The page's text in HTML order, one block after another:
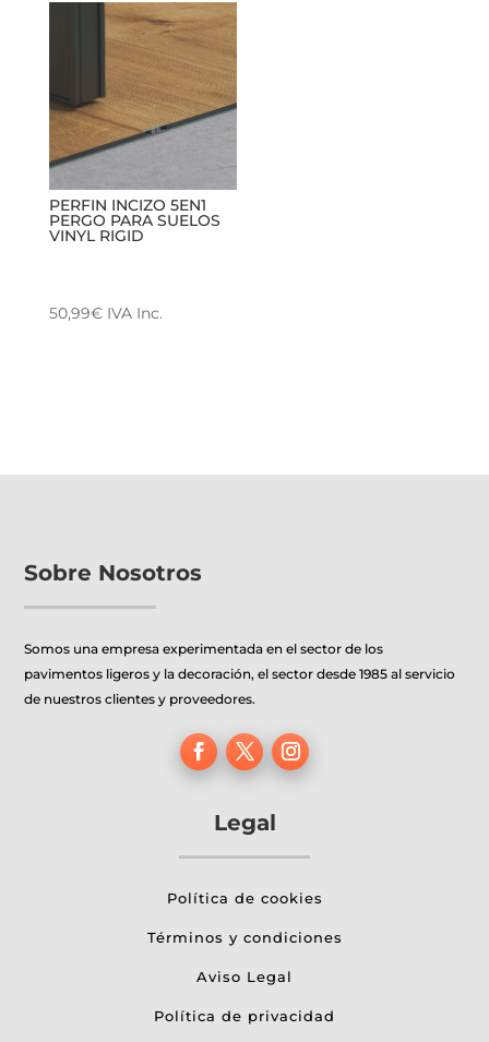
PERFIN INCIZO 5EN1
PERGO PARA SUELOS
VINYL RIGID
50,99€ IVA Inc.
Sobre Nosotros
Somos una empresa experimentada en el sector de los
pavimentos ligeros y la decoración, el sector desde 1985 al servicio
de nuestros clientes y proveedores.
Legal
Política de cookies
Términos y condiciones
Aviso Legal
Política de privacidad